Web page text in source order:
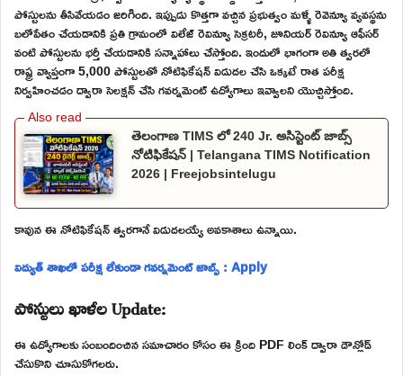
పోస్టులను తీసివేయడం జరిగింది. ఇప్పుడు కొత్తగా వచ్చిన ప్రభుత్వం మళ్ళీ రెవెన్యూ వ్యవస్థను
బలోపేతం చేయడానికి ప్రతి గ్రామంలో విలేజ్ రెవిన్యూ సెక్రటరీ, జూనియర్ రెవిన్యూ ఆఫీసర్
వంటి పోస్టులను భర్తీ చేయడానికి సన్నాహాలు చేస్తోంది. ఇందులో భాగంగా అతి త్వరలో
రాష్ట్ర వ్యాప్తంగా 5,000 పోస్టులతో నోటిఫికేషన్ విడుదల చేసి ఒక్కటే రాత పరీక్ష
నిర్వహించడం ద్వారా సెలక్షన్ చేసి గవర్నమెంట్ ఉద్యోగాలు ఇవ్వాలని యొచ్చిస్తోంది.
తెలంగాణ TIMS లో 240 Jr. అసిస్టెంట్ జాబ్స్
నోటిఫికేషన్ | Telangana TIMS Notification
2026 | Freejobsintelugu
కావున ఈ నోటిఫికేషన్ త్వరగానే విడుదలయ్యే అవకాశాలు ఉన్నాయి.
విద్యుత్ శాఖలో పరీక్ష లేకుండా గవర్నమెంట్ జాబ్స్ : Apply
పోస్టులు ఖాళీల Update:
ఈ ఉద్యోగాలకు సంబందించిన సమాచారం కోసం ఈ క్రింది PDF లింక్ ద్వారా డౌన్లోడ్
చేసుకొని చూసుకోగలరు.